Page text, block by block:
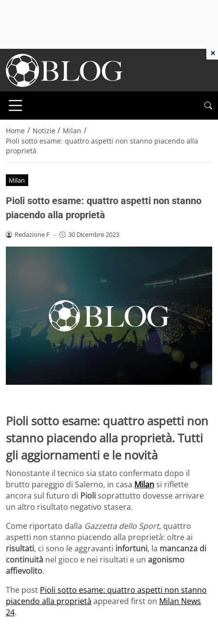
Home / Notizie / Milan /
Pioli sotto esame: quattro aspetti non stanno piacendo alla
proprietà
Milan
Pioli sotto esame: quattro aspetti non stanno
piacendo alla proprietà
Redazione F - 30 Dicembre 2023
Pioli sotto esame: quattro aspetti non
stanno piacendo alla proprietà. Tutti
gli aggiornamenti e le novità
Nonostante il tecnico sia stato confermato dopo il
brutto pareggio di Salerno, in casa Milansi riflette
ancora sul futuro di Piolisoprattutto dovesse arrivare
un altro risultato negativo stasera.
Come riportato dalla Gazzetta dello Sport, quattro
aspetti non stanno piacendo alla proprietà: oltre ai
risultati, ci sono le aggravanti infortuni, la mancanza di
continuità nel gioco e nei risultati e un agonismo
affievolito.
The post Pioli sotto esame: quattro aspetti non stanno
piacendo alla proprietà appeared first on Milan News
24.
×